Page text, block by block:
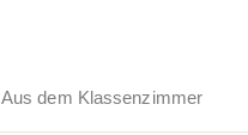
Aus dem Klassenzimmer